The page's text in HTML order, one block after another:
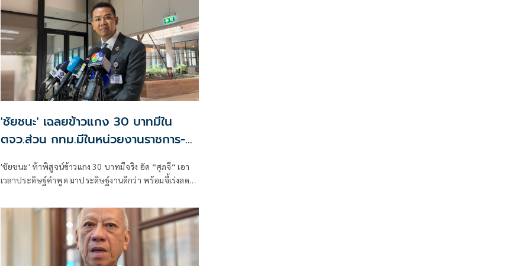
'ชัยชนะ' เฉลยข้าวแกง 30 บาทมีใน
ตจว.ส่วน กทม.มีในหน่วยงานราชการ-
'ชัยชนะ' ท้าพิสูจน์ข้าวแกง 30 บาทมีจริง อัด “ศุภจี“ เอา
เวลาประดิษฐ์คำพูด มาประดิษฐ์งานดีกว่า พร้อมจี้เร่งลด
รองรับผลไม้ภาคใต้ก่อนล้นตลาด